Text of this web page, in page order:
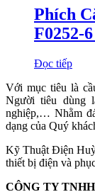
Phích
F0252-
Đọc tiếp
Với mục tiêu là
Người tiêu dùng
nghiệp,… Nhằm
dạng của Quý
Kỹ Thuật Điện
thiết bị điện và
CÔNG TY